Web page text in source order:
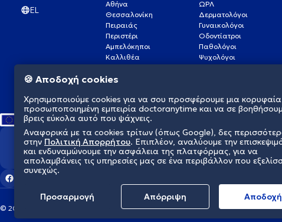
EL
Αθήνα
Θεσσαλονίκη
Πειραιάς
Περιστέρι
Αμπελόκηποι
Καλλιθέα
Πάτρα
Γλυφάδα
Νέα Σμύρνη
ΩΡΛ
Δερματολόγοι
Γυναικολόγοι
Οδοντίατροι
Παθολόγοι
Ψυχολόγοι
Οφθαλμίατροι
Καρδιολόγοι
Διαμορφώνουμε το μέλλον της
© 2026 doctoranytime
🍪 Αποδοχή cookies
Χρησιμοποιούμε cookies για να σου προσφέρουμε μια κορυφαία
προσωποποιημένη εμπειρία doctoranytime και να σε
βρεις εύκολα αυτό που ψάχνεις.
Αναφορικά με τα cookies τρίτων (όπως Google), δες
στην Πολιτική Απορρήτου. Επιπλέον, αναλύουμε την
και ενδυναμώνουμε την ασφάλεια της πλατφόρμας, για να
απολαμβάνεις τις υπηρεσίες μας σε ένα περιβάλλον που
συνεχώς.
Προσαρμογή Απόρριψη Aποδοχή